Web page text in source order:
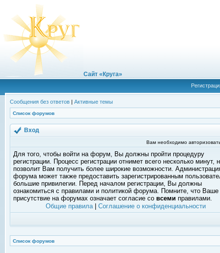
Сайт «Круга»
Сообщения без ответов | Активные темы
Список форумов
Вход
Вам необходимо
Для того, чтобы войти на форум, Вы должны пройти процедуру
регистрации. Процесс регистрации отнимет всего несколько минут,
позволит Вам получить более широкие возможности.
форума может также предоставить зарегистрированным
большие привилегии. Перед началом регистрации, Вы должны
ознакомиться с правилами и политикой форума. Помните, что Ваше
присутствие на форумах означает согласие со всеми правилами.
Общие правила| Соглашение о конфиденциальности
Список форумов